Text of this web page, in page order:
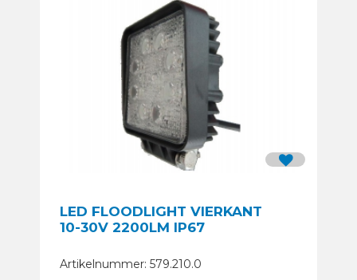
LED FLOODLIGHT VIERKANT
10-30V 2200LM IP67
Artikelnummer: 579.210.0